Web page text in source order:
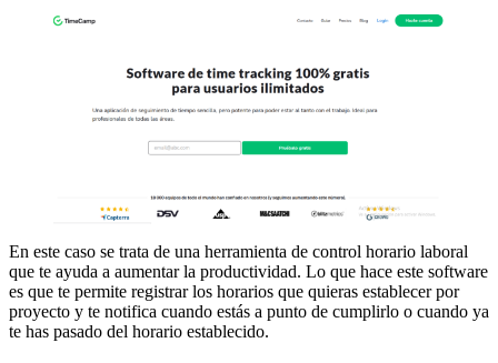
En este caso se trata de una herramienta de control horario laboral
que te ayuda a aumentar la productividad. Lo que hace este software
es que te permite registrar los horarios que quieras establecer por
proyecto y te notifica cuando estás a punto de cumplirlo o cuando ya
te has pasado del horario establecido.